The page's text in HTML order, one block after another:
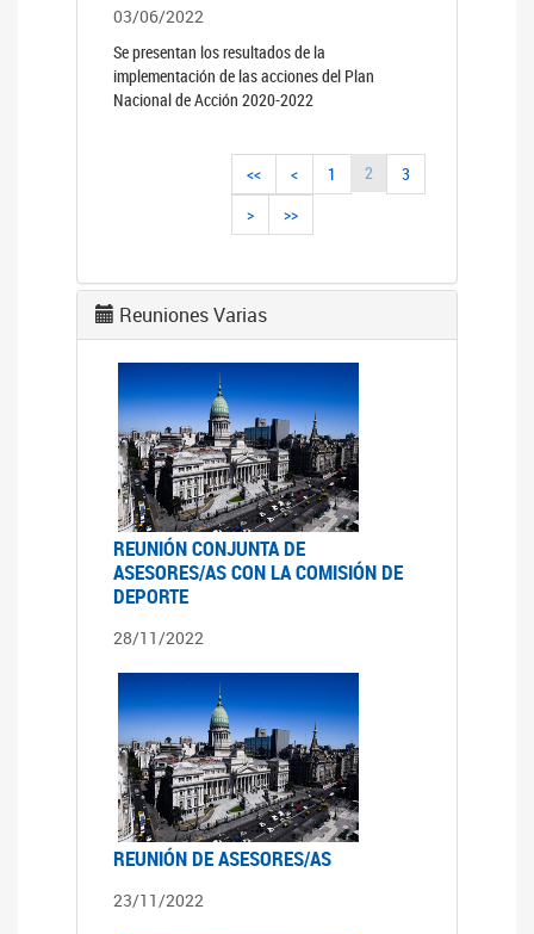
03/06/2022
Se presentan los resultados de la
implementación de las acciones del Plan
Nacional de Acción 2020-2022
<< < 1 2
3
>
>>
Reuniones Varias
REUNIÓN CONJUNTA DE
ASESORES/AS CON LA COMISIÓN DE
DEPORTE
28/11/2022
REUNIÓN DE ASESORES/AS
23/11/2022